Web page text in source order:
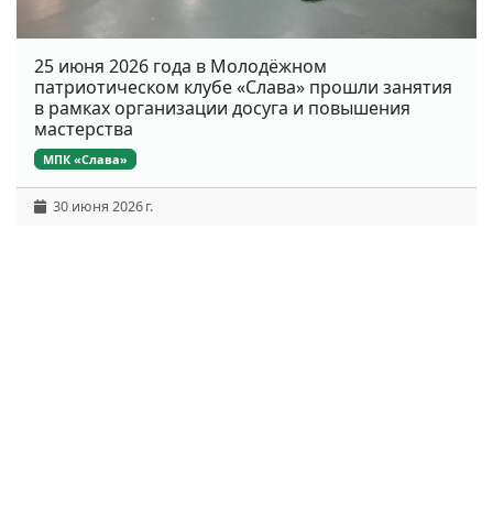
25 июня 2026 года в Молодёжном
патриотическом клубе «Слава» прошли занятия
в рамках организации досуга и повышения
мастерства
МПК «Слава»
30 июня 2026 г.